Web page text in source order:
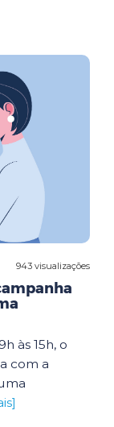
943 visualizações
às 15h, o
com a